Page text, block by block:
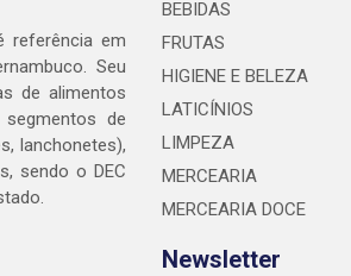
referência em
Seu
de alimentos
de
lanchonetes),
sendo o DEC
BEBIDAS
FRUTAS
HIGIENE E BELEZA
LATICÍNIOS
LIMPEZA
MERCEARIA
MERCEARIA DOCE
Newsletter